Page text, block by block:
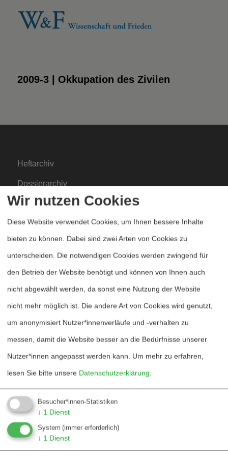
2009-3 | Okkupation des Zivilen
Heftarchiv
Dossierarchiv
Blog
Bestellen
Fördern
Kontakt
Mediadaten
Hinweise für Autor*innen
Hinweise für Dossiers
Über W&F
Wir nutzen Cookies
Diese Website verwendet Cookies, um Ihnen bessere Inhalte
bieten zu können. Dabei sind zwei Arten von Cookies zu
unterscheiden. Die notwendigen Cookies werden zwingend für
den Betrieb der Website benötigt und können von Ihnen auch
nicht abgewählt werden, da sonst eine Nutzung der Website
nicht mehr möglich ist. Die andere Art von Cookies wird genutzt,
um anonymisiert Nutzer*innenverläufe und -verhalten zu
messen, damit die Website besser an die Bedürfnisse unserer
Nutzer*innen angepasst werden kann. Um mehr zu erfahren,
lesen Sie bitte unsere Datenschutzerklärung.
Besucher*innen-Statistiken
↓ 1 Dienst
System (immer erforderlich)
↓ 1 Dienst